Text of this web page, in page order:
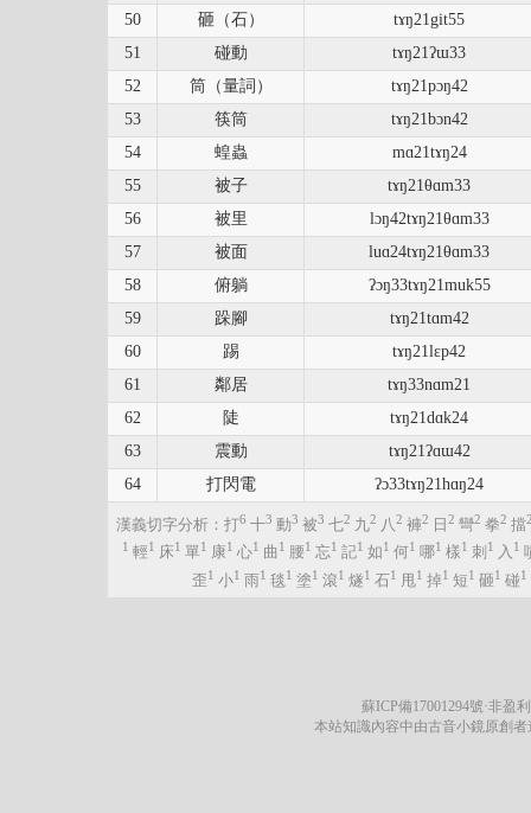
50
砸（石）
tɤŋ21git55
51
碰動
tɤŋ21ʔɯ33
52
筒（量詞）
tɤŋ21pɔŋ42
53
筷筒
tɤŋ21bɔn42
54
蝗蟲
mɑ21tɤŋ24
55
被子
tɤŋ21θɑm33
56
被里
lɔŋ42tɤŋ21θɑm33
57
被面
luɑ24tɤŋ21θɑm33
58
俯躺
ʔɔŋ33tɤŋ21muk55
59
跺腳
tɤŋ21tɑm42
60
踢
tɤŋ21lɛp42
61
鄰居
tɤŋ33nɑm21
62
陡
tɤŋ21dɑk24
63
震動
tɤŋ21ʔɑɯ42
64
打閃電 ʔɔ33tɤŋ21hɑŋ24
漢義切字分析：打6 十3 動3 被3 七2 九2 八2 褲2 日 2 彎2 拳2 擋
1 輕1 床1 單1 康1 心1 曲 1 腰1 忘1 記1 如1 何1 哪1 樣1 刺 1 入 1
歪1 小1 雨1 毯1 塗1 滾1 燧1 石1 甩1 掉1 短1 砸1 碰1
蘇ICP備17001294號·非盈
本站知識內容中由古音小鏡原創